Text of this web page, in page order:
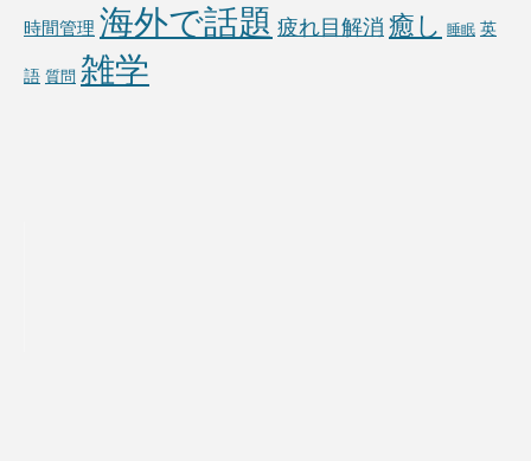
時間管理 海外で話題 疲れ目解消 癒し 睡眠 英
語 質問 雑学